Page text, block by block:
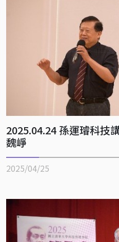
2025.04.24 孫運璿科技
魏崢
2025/04/25